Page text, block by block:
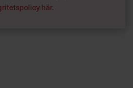
här.